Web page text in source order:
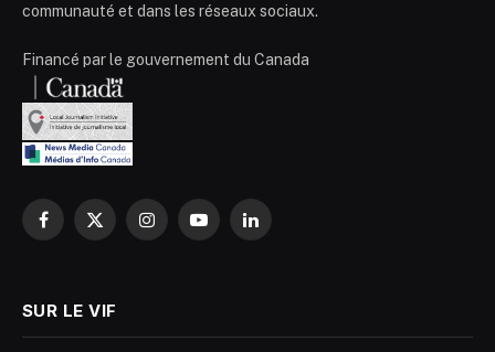
communauté et dans les réseaux sociaux.
Financé par le gouvernement du Canada
Facebook
X
InstagramYouTubeLinkedIn
SUR LE VIF